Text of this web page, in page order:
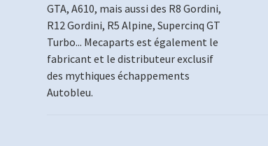
GTA, A610, mais aussi des R8 Gordini,
R12 Gordini, R5 Alpine, Supercinq GT
Turbo... Mecaparts est également le
fabricant et le distributeur exclusif
des mythiques échappements
Autobleu.